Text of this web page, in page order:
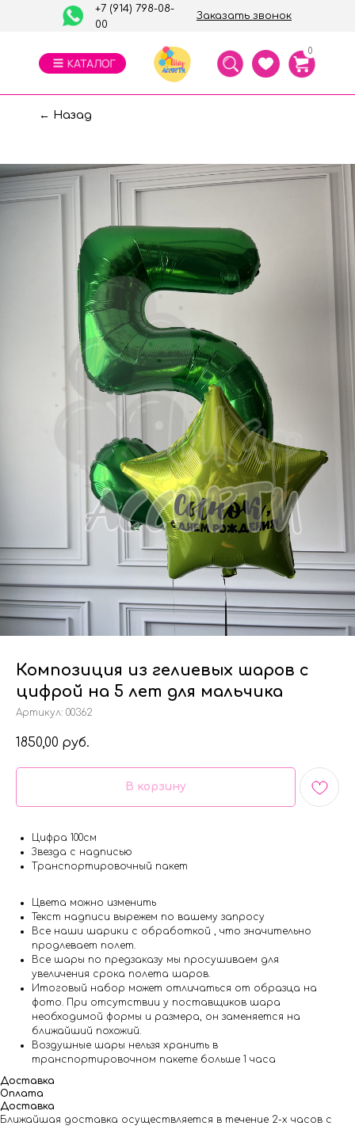
Заказать звонок
+7 (914) 798-08-
00
0
← Назад
Композиция из гелиевых шаров с
цифрой на 5 лет для мальчика
Артикул: 00362
1850,00 руб.
В корзину
Цифра 100см
Звезда с надписью
Транспортировочный пакет
Цвета можно изменить
Текст надписи вырежем по вашему запросу
Все наши шарики с обработкой , что значительно
продлевает полет.
Все шары по предзаказу мы просушиваем для
увеличения срока полета шаров.
Итоговый набор может отличаться от образца на
фото. При отсутствии у поставщиков шара
необходимой формы и размера, он заменяется на
ближайший похожий.
Воздушные шары нельзя хранить в
транспортировочном пакете больше 1 часа
Доставка
Оплата
Доставка
Ближайшая доставка осуществляется в течение 2-х часов с